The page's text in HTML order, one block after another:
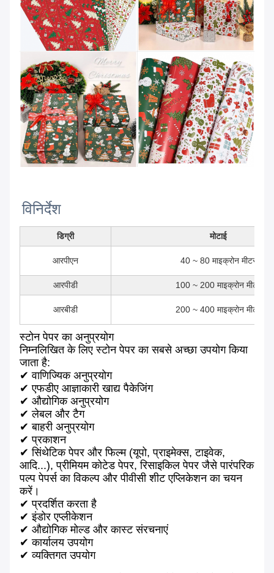
विनिर्देश
डिग्री मोटाई
आरपीएन 40 ~ 80 माइक्रोन मीटर
आरपीडी 100 ~ 200 माइक्रोन मीटर
आरबीडी 200 ~ 400 माइक्रोन मीटर
स्टोन पेपर का अनुप्रयोग
निम्नलिखित के लिए स्टोन पेपर का सबसे अच्छा उपयोग किया
जाता है:
✔ वाणिज्यिक अनुप्रयोग
✔ एफडीए आज्ञाकारी खाद्य पैकेजिंग
✔ औद्योगिक अनुप्रयोग
✔ लेबल और टैग
✔ बाहरी अनुप्रयोग
✔ प्रकाशन
✔ सिंथेटिक पेपर और फिल्म (यूपो, प्राइमेक्स, टाइवेक,
आदि...), प्रीमियम कोटेड पेपर, रिसाइकिल पेपर जैसे पारंपरिक
पल्प पेपर्स का विकल्प और पीवीसी शीट एप्लिकेशन का चयन
करें।
✔ प्रदर्शित करता है
✔ इंडोर एप्लीकेशन
✔ औद्योगिक मोल्ड और कास्ट संरचनाएं
✔ कार्यालय उपयोग
✔ व्यक्तिगत उपयोग